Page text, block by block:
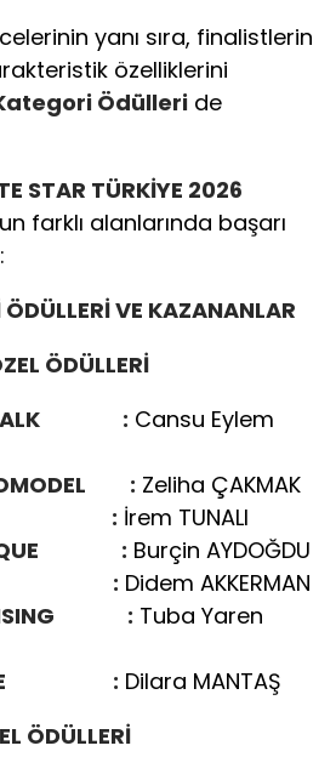
yanı sıra, finalistlerin
özelliklerini
Ödülleri de
STAR TÜRKİYE 2026
farklı alanlarında başarı
VE KAZANANLAR
ÖDÜLLERİ
: Cansu Eylem
: Zeliha ÇAKMAK
FACE : İrem TUNALI
: Burçin AYDOĞDU
: Didem AKKERMAN
: Tuba Yaren
: Dilara MANTAŞ
ÖDÜLLERİ